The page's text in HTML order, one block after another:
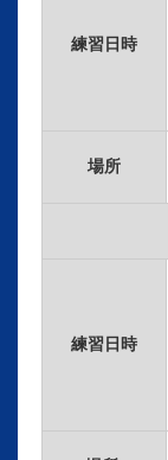
練習日時
場所
練習日時